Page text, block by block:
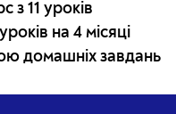
з 11 уроків
на 4 місяці
домашніх завдань